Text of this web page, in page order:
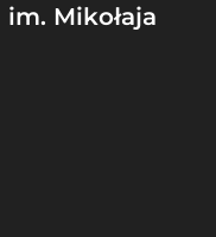
im. Mikołaja